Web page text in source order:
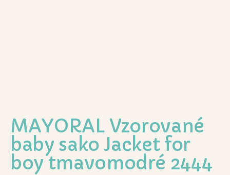
MAYORAL Vzorované
baby sako Jacket for
boy tmavomodré 2444